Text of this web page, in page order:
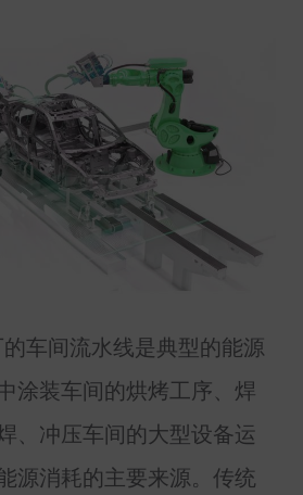
车间流水线是典型的能源
涂装车间的烘烤工序、焊
、冲压车间的大型设备运
源消耗的主要来源。传统